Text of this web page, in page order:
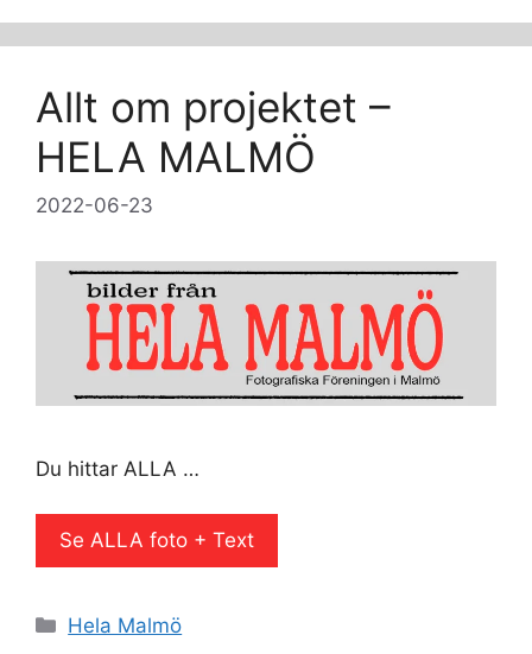
Allt om projektet –
HELA MALMÖ
2022-06-23
Du hittar ALLA …
Se ALLA foto + Text
Kategorier
Hela Malmö